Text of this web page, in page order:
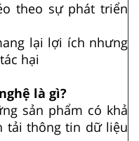
theo sự phát triển
lại lợi ích nhưng
hại
là gì?
sản phẩm có khả
tải thông tin dữ liệu